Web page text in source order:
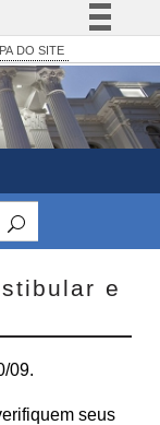
BR
informação
Canais
DO SITE
e
09.
seus